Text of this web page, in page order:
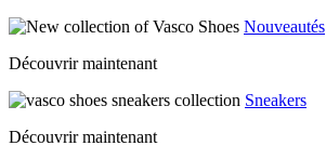
Nouveautés
Découvrir maintenant
Sneakers
Découvrir maintenant